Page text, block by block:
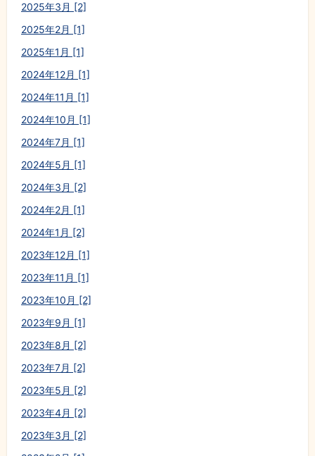
2025年3月 [2]
2025年2月 [1]
2025年1月 [1]
2024年12月 [1]
2024年11月 [1]
2024年10月 [1]
2024年7月 [1]
2024年5月 [1]
2024年3月 [2]
2024年2月 [1]
2024年1月 [2]
2023年12月 [1]
2023年11月 [1]
2023年10月 [2]
2023年9月 [1]
2023年8月 [2]
2023年7月 [2]
2023年5月 [2]
2023年4月 [2]
2023年3月 [2]